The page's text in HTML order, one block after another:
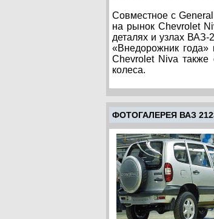
Совместное с
на рынок Chevrolet
деталях и узлах ВАЗ-
«Внедорожник года»
Chevrolet Niva
колеса.
ФОТОГАЛЕРЕЯ ВАЗ